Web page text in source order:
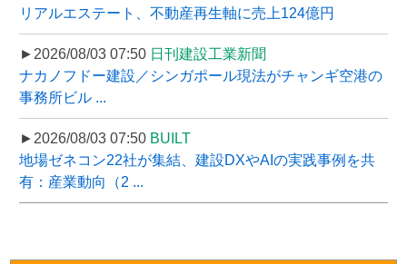
リアルエステート、不動産再生軸に売上124億円
►2026/08/03 07:50 日刊建設工業新聞
ナカノフドー建設／シンガポール現法がチャンギ空港の
事務所ビル ...
►2026/08/03 07:50 BUILT
地場ゼネコン22社が集結、建設DXやAIの実践事例を共
有：産業動向（2 ...